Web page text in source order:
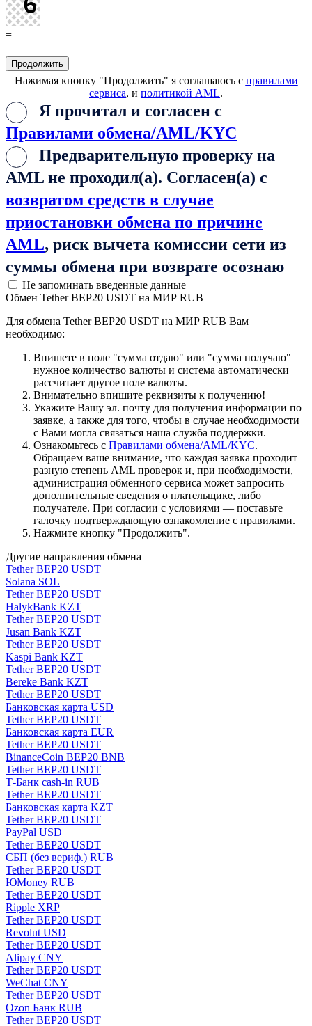
=
Нажимая кнопку "Продолжить" я соглашаюсь с правилами
сервиса, и политикой AML.
Я прочитал и согласен с
Правилами обмена/AML/KYC
Предварительную проверку на
AML не проходил(а). Согласен(а) с
возвратом средств в случае
приостановки обмена по причине
AML, риск вычета комиссии сети из
суммы обмена при возврате осознаю
Не запоминать введенные данные
Обмен Tether BEP20 USDT на МИР RUB
Для обмена Tether BEP20 USDT на МИР RUB Вам
необходимо:
Впишете в поле "сумма отдаю" или "сумма получаю"
нужное количество валюты и система автоматически
рассчитает другое поле валюты.
Внимательно впишите реквизиты к получению!
Укажите Вашу эл. почту для получения информации по
заявке, а также для того, чтобы в случае необходимости
с Вами могла связаться наша служба поддержки.
Ознакомьтесь с Правилами обмена/AML/KYC.
Обращаем ваше внимание, что каждая заявка проходит
разную степень AML проверок и, при необходимости,
администрация обменного сервиса может запросить
дополнительные сведения о плательщике, либо
получателе. При согласии с условиями — поставьте
галочку подтверждающую ознакомление с правилами.
Нажмите кнопку "Продолжить".
Другие направления обмена
Tether BEP20 USDT
Solana SOL
Tether BEP20 USDT
HalykBank KZT
Tether BEP20 USDT
Jusan Bank KZT
Tether BEP20 USDT
Kaspi Bank KZT
Tether BEP20 USDT
Bereke Bank KZT
Tether BEP20 USDT
Банковская карта USD
Tether BEP20 USDT
Банковская карта EUR
Tether BEP20 USDT
BinanceCoin BEP20 BNB
Tether BEP20 USDT
Т-Банк cash-in RUB
Tether BEP20 USDT
Банковская карта KZT
Tether BEP20 USDT
PayPal USD
Tether BEP20 USDT
СБП (без вериф.) RUB
Tether BEP20 USDT
ЮMoney RUB
Tether BEP20 USDT
Ripple XRP
Tether BEP20 USDT
Revolut USD
Tether BEP20 USDT
Alipay CNY
Tether BEP20 USDT
WeChat CNY
Tether BEP20 USDT
Ozon Банк RUB
Tether BEP20 USDT